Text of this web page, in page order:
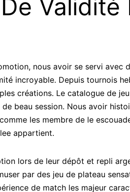
Validité
nous avoir se servi avec
incroyable. Depuis tournois
créations. Le catalogue de jeu
beau session. Nous avoir
les membre de le
appartient.
lors de leur dépôt et repli
par des jeu de plateau
de match les majeur